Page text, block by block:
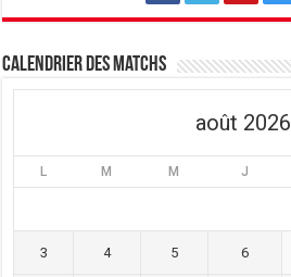
Calendrier des matchs
août 2026
L M M J
3 4 5 6